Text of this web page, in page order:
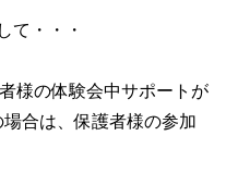
て・・・
様の体験会中サポートが
合は、保護者様の参加